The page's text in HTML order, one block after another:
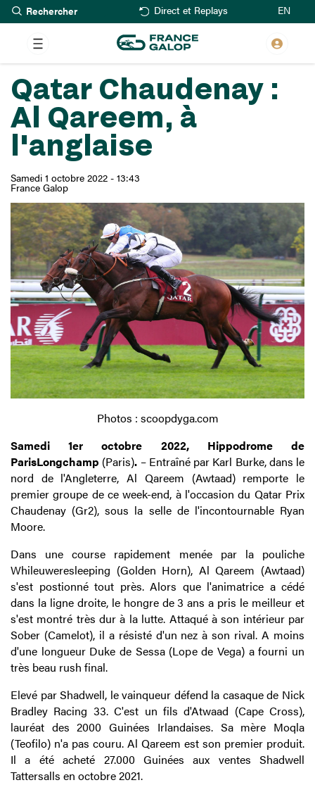
Aller
au
contenu
principal
Rechercher Direct et Replays EN
Qatar Chaudenay :
Al Qareem, à
l'anglaise
Samedi 1 octobre 2022 - 13:43
France Galop
Photos : scoopdyga.com
Samedi 1er octobre 2022, Hippodrome de
ParisLongchamp (Paris). – Entraîné par Karl Burke, dans le
nord de l'Angleterre, Al Qareem (Awtaad) remporte le
premier groupe de ce week-end, à l'occasion du Qatar Prix
Chaudenay (Gr2), sous la selle de l'incontournable Ryan
Moore.
Dans une course rapidement menée par la pouliche
Whileuweresleeping (Golden Horn), Al Qareem (Awtaad)
s'est postionné tout près. Alors que l'animatrice a cédé
dans la ligne droite, le hongre de 3 ans a pris le meilleur et
s'est montré très dur à la lutte. Attaqué à son intérieur par
Sober (Camelot), il a résisté d'un nez à son rival. A moins
d'une longueur Duke de Sessa (Lope de Vega) a fourni un
très beau rush final.
Elevé par Shadwell, le vainqueur défend la casaque de Nick
Bradley Racing 33. C'est un fils d'Atwaad (Cape Cross),
lauréat des 2000 Guinées Irlandaises. Sa mère Moqla
(Teofilo) n'a pas couru. Al Qareem est son premier produit.
Il a été acheté 27.000 Guinées aux ventes Shadwell
Tattersalls en octobre 2021.